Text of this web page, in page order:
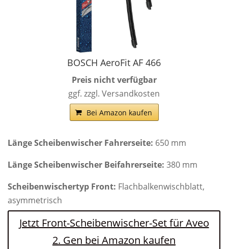
BOSCH AeroFit AF 466
Preis nicht verfügbar
ggf. zzgl. Versandkosten
Bei Amazon kaufen
Länge Scheibenwischer Fahrerseite: 650 mm
Länge Scheibenwischer Beifahrerseite: 380 mm
Scheibenwischertyp Front: Flachbalkenwischblatt,
asymmetrisch
Jetzt Front-Scheibenwischer-Set für Aveo
2. Gen bei Amazon kaufen